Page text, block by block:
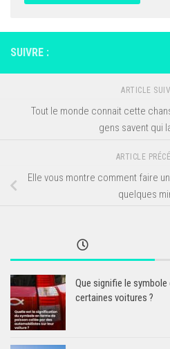
SUIVRE :
ARTICLE
Tout le monde connait cette
gens savent qui
ARTICLE
Elle vous montre comment faire
quelques
Que signifie le
certaines voitures ?